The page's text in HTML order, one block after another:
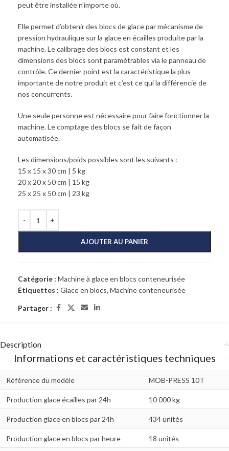
peut être installée n’importe où.
Elle permet d’obtenir des blocs de glace par mécanisme de
pression hydraulique sur la glace en écailles produite par la
machine. Le calibrage des blocs est constant et les
dimensions des blocs sont paramétrables via le panneau de
contrôle. Ce dernier point est la caractéristique la plus
importante de notre produit et c’est ce qui la différencie de
nos concurrents.
Une seule personne est nécessaire pour faire fonctionner la
machine. Le comptage des blocs se fait de façon
automatisée.
Les dimensions/poids possibles sont les suivants :
15 x 15 x 30 cm | 5 kg
20 x 20 x 50 cm | 15 kg
25 x 25 x 50 cm | 23 kg
AJOUTER AU PANIER
Catégorie : Machine à glace en blocs conteneurisée
Étiquettes : Glace en blocs, Machine conteneurisée
Partager :
Description
Informations et caractéristiques techniques
Référence du modèle MOB-PRESS 10T
Production glace écailles par 24h 10 000 kg
Production glace en blocs par 24h 434 unités
Production glace en blocs par heure 18 unités